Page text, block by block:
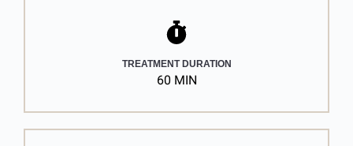
TREATMENT DURATION
60 MIN